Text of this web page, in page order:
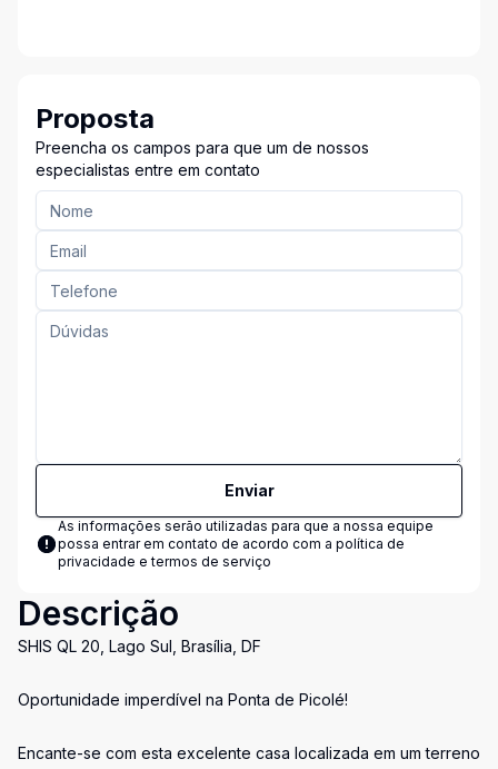
Proposta
Preencha os campos para que um de nossos
especialistas entre em contato
Enviar
As informações serão utilizadas para que a nossa equipe
possa entrar em contato de acordo com a política de
privacidade e termos de serviço
Descrição
SHIS QL 20, Lago Sul, Brasília, DF
Oportunidade imperdível na Ponta de Picolé!
Encante-se com esta excelente casa localizada em um terreno